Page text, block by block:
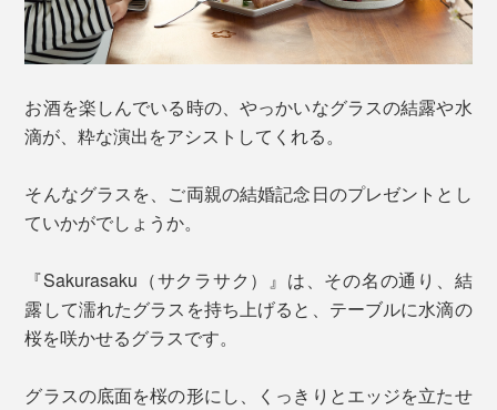
お酒を楽しんでいる時の、やっかいなグラスの結露や水
滴が、粋な演出をアシストしてくれる。
そんなグラスを、ご両親の結婚記念日のプレゼントとし
ていかがでしょうか。
『Sakurasaku（サクラサク）』は、その名の通り、結
露して濡れたグラスを持ち上げると、テーブルに水滴の
桜を咲かせるグラスです。
グラスの底面を桜の形にし、くっきりとエッジを立たせ